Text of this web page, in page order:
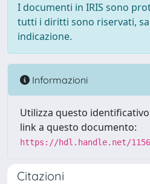
I documenti in IRIS sono
tutti i diritti sono riservati,
indicazione.
Informazioni
Utilizza questo
link a questo documento:
https://hdl.handle.net/
Citazioni